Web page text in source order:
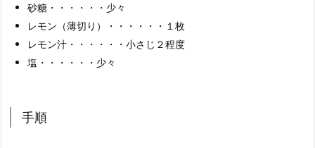
砂糖・・・・・・少々
レモン（薄切り）・・・・・・１枚
レモン汁・・・・・・小さじ２程度
塩・・・・・・少々
手順